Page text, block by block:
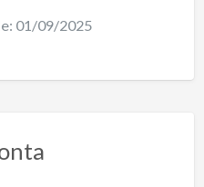
01/09/2025